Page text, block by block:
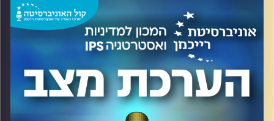
ומוסיקאי, מומחה לגישור וניהול משברים.
בתום שלושה שבועות מתחילת המלחמה, מתחדדים שני יעדיי
העל של המלחמה נגד החמאס: הראשון החזרת החטופות
והחטופים השני מיטוט החמאס בעזה. על כך ועוד בפודקאסט.
קרדיט תמונות:המכון למדיניות ואסטרטגיה